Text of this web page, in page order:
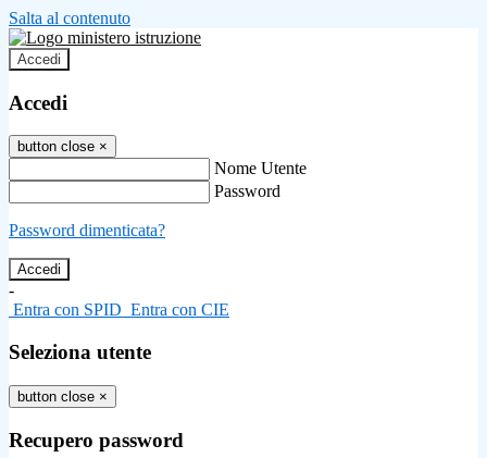
Salta al contenuto
Accedi
Accedi
button close ×
Nome Utente
Password
Password dimenticata?
-
Entra con SPID Entra con CIE
Seleziona utente
button close ×
Recupero password